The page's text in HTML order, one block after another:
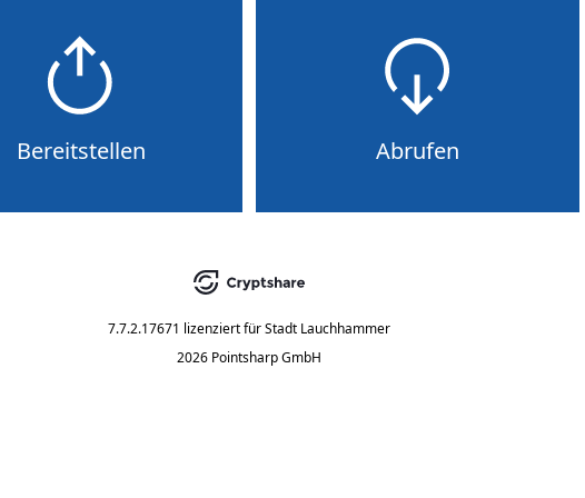
Bereitstellen Abrufen
7.7.2.17671 lizenziert fürStadt Lauchhammer
2026 Pointsharp GmbH